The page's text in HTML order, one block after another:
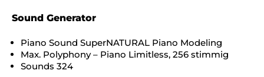
Sound Generator
Piano Sound SuperNATURAL Piano Modeling
Max. Polyphony – Piano Limitless, 256 stimmig
Sounds 324